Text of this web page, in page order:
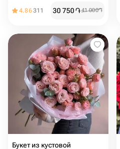
4.86311 30 750֏41 000֏
Букет из кустовой